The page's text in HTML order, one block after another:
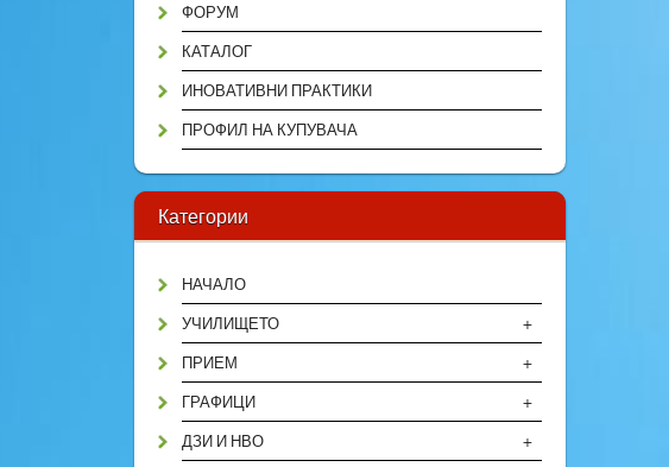
ФОРУМ
КАТАЛОГ
ИНОВАТИВНИ ПРАКТИКИ
ПРОФИЛ НА КУПУВАЧА
Категории
НАЧАЛО
+
УЧИЛИЩЕТО
+
ПРИЕМ
+
ГРАФИЦИ
+
ДЗИ И НВО